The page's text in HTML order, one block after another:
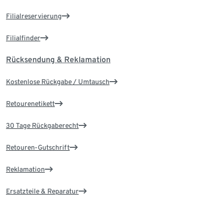
Filialreservierung
Filialfinder
Rücksendung & Reklamation
Kostenlose Rückgabe / Umtausch
Retourenetikett
30 Tage Rückgaberecht
Retouren-Gutschrift
Reklamation
Ersatzteile & Reparatur